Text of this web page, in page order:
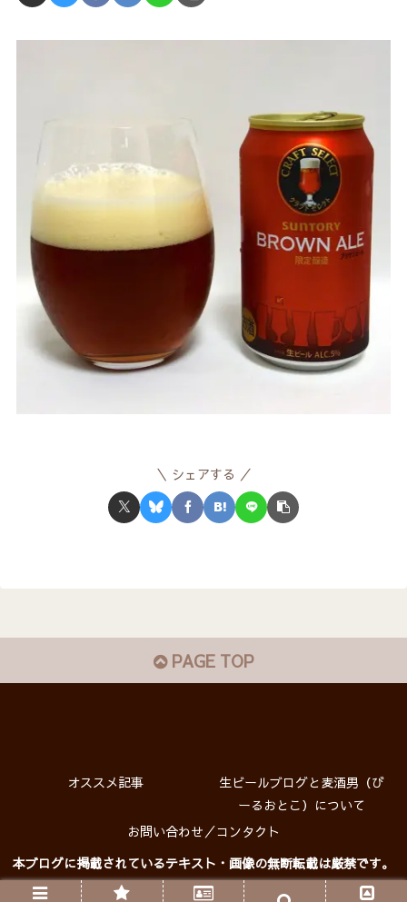
シェアする
PAGE TOP
オススメ記事
生ビールブログと麦酒男（び
ーるおとこ）について
お問い合わせ／コンタクト
本ブログに掲載されているテキスト・画像の無断転載は厳禁です。
プライバシーポリシー